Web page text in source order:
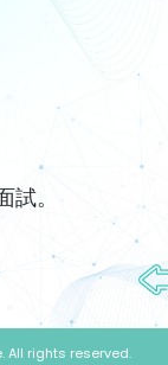
。
All rights reserved.